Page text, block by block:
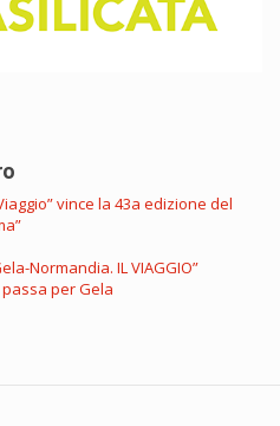
vince la 43a edizione del
Normandia. IL VIAGGIO”
per Gela